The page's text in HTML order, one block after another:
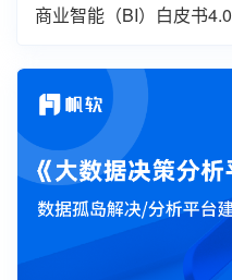
商业智能（BI）白皮书4.0